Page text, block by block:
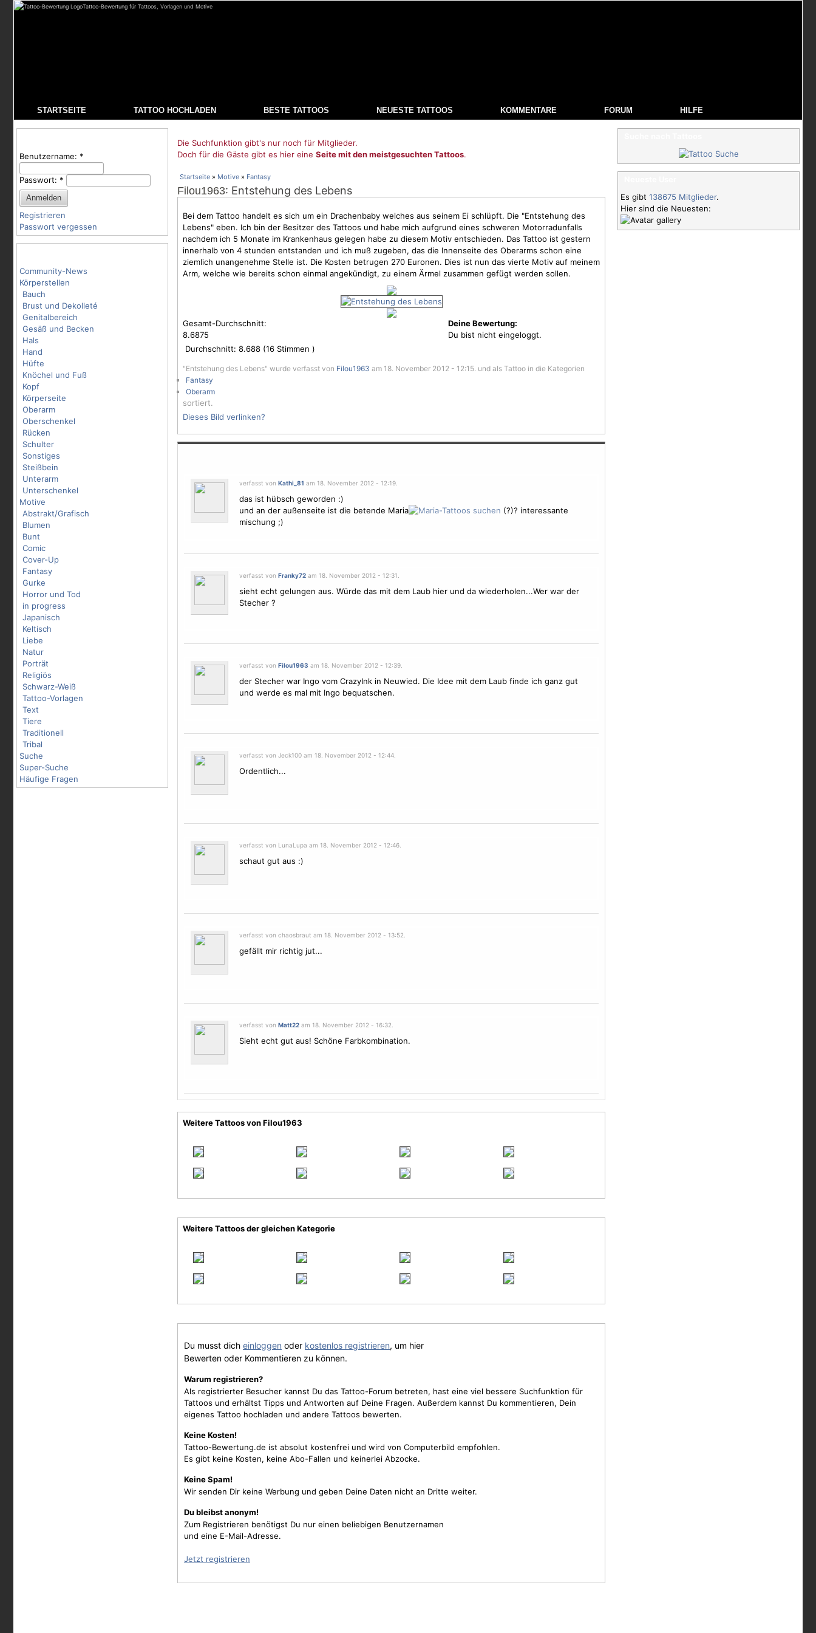
Tattoo-Bewertung für Tattoos, Vorlagen und Motive
STARTSEITE TATTOO HOCHLADEN BESTE TATTOOS NEUESTE TATTOOS KOMMENTARE FORUM HILFE
Benutzername: *
Passwort: *
Registrieren
Passwort vergessen
Community-News
Körperstellen
Bauch
Brust und Dekolleté
Genitalbereich
Gesäß und Becken
Hals
Hand
Hüfte
Knöchel und Fuß
Kopf
Körperseite
Oberarm
Oberschenkel
Rücken
Schulter
Sonstiges
Steißbein
Unterarm
Unterschenkel
Motive
Abstrakt/Grafisch
Blumen
Bunt
Comic
Cover-Up
Fantasy
Gurke
Horror und Tod
in progress
Japanisch
Keltisch
Liebe
Natur
Porträt
Religiös
Schwarz-Weiß
Tattoo-Vorlagen
Text
Tiere
Traditionell
Tribal
Suche
Super-Suche
Häufige Fragen
Die Suchfunktion gibt's nur noch für Mitglieder.
Doch für die Gäste gibt es hier eine Seite mit den meistgesuchten Tattoos.
Startseite » Motive » Fantasy
Filou1963: Entstehung des Lebens
Bei dem Tattoo handelt es sich um ein Drachenbaby welches aus seinem Ei schlüpft. Die "Entstehung des
Lebens" eben. Ich bin der Besitzer des Tattoos und habe mich aufgrund eines schweren Motorradunfalls
nachdem ich 5 Monate im Krankenhaus gelegen habe zu diesem Motiv entschieden. Das Tattoo ist gestern
innerhalb von 4 stunden entstanden und ich muß zugeben, das die Innenseite des Oberarms schon eine
ziemlich unangenehme Stelle ist. Die Kosten betrugen 270 Euronen. Dies ist nun das vierte Motiv auf meinem
Arm, welche wie bereits schon einmal angekündigt, zu einem Ärmel zusammen gefügt werden sollen.
Gesamt-Durchschnitt:
8.6875
Durchschnitt: 8.688 (16 Stimmen )
Deine Bewertung:
Du bist nicht eingeloggt.
"Entstehung des Lebens" wurde verfasst von Filou1963 am 18. November 2012 - 12:15. und als Tattoo in die Kategorien
Fantasy
Oberarm
sortiert.
Dieses Bild verlinken?
verfasst von Kathi_81 am 18. November 2012 - 12:19.
das ist hübsch geworden :)
und an der außenseite ist die betende Maria
(?)? interessante
mischung ;)
verfasst von Franky72am 18. November 2012 - 12:31.
sieht echt gelungen aus. Würde das mit dem Laub hier und da wiederholen...Wer war der
Stecher ?
verfasst von Filou1963 am 18. November 2012 - 12:39.
der Stecher war Ingo vom CrazyInk in Neuwied. Die Idee mit dem Laub finde ich ganz gut
und werde es mal mit Ingo bequatschen.
verfasst von Jeck100 am 18. November 2012 - 12:44.
Ordentlich...
verfasst von LunaLupa am 18. November 2012 - 12:46.
schaut gut aus :)
verfasst von chaosbraut am 18. November 2012 - 13:52.
gefällt mir richtig jut...
verfasst von Matt22am 18. November 2012 - 16:32.
Sieht echt gut aus! Schöne Farbkombination.
Weitere Tattoos von Filou1963
Weitere Tattoos der gleichen Kategorie
Du musst dich einloggen oder kostenlos registrieren, um hier
Bewerten oder Kommentieren zu können.
Warum registrieren?
Als registrierter Besucher kannst Du das Tattoo-Forum betreten, hast eine viel bessere Suchfunktion für
Tattoos und erhältst Tipps und Antworten auf Deine Fragen. Außerdem kannst Du kommentieren, Dein
eigenes Tattoo hochladen und andere Tattoos bewerten.
Keine Kosten!
Tattoo-Bewertung.de ist absolut kostenfrei und wird von Computerbild empfohlen.
Es gibt keine Kosten, keine Abo-Fallen und keinerlei Abzocke.
Keine Spam!
Wir senden Dir keine Werbung und geben Deine Daten nicht an Dritte weiter.
Du bleibst anonym!
Zum Registrieren benötigst Du nur einen beliebigen Benutzernamen
und eine E-Mail-Adresse.
Jetzt registrieren
Es gibt 138675 Mitglieder.
Hier sind die Neuesten: